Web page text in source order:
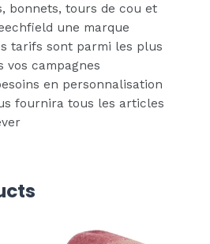
bonnets, tours de cou et
une marque
tarifs sont parmi les plus
vos campagnes
en personnalisation
fournira tous les articles